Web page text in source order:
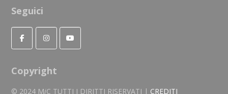
Seguici
Copyright
© 2024 MiC TUTTI I DIRITTI RISERVATI | CREDITI